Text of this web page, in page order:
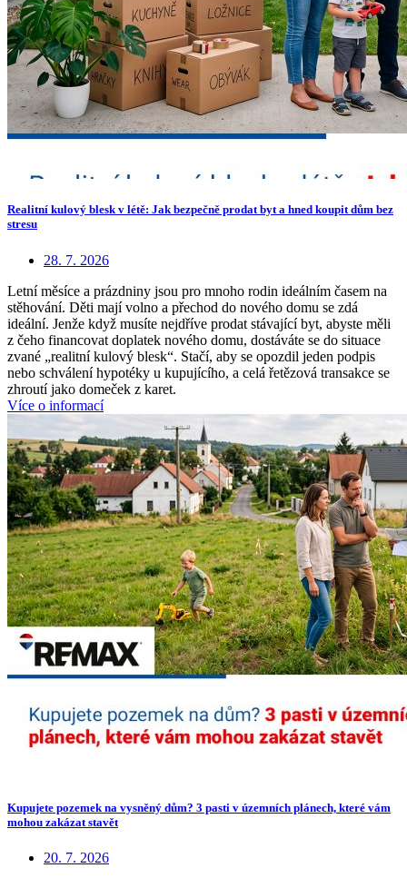
Realitní kulový blesk v létě: Jak bezpečně prodat byt a hned koupit dům bez
stresu
28. 7. 2026
Letní měsíce a prázdniny jsou pro mnoho rodin ideálním časem na
stěhování. Děti mají volno a přechod do nového domu se zdá
ideální. Jenže když musíte nejdříve prodat stávající byt, abyste měli
z čeho financovat doplatek nového domu, dostáváte se do situace
zvané „realitní kulový blesk“. Stačí, aby se opozdil jeden podpis
nebo schválení hypotéky u kupujícího, a celá řetězová transakce se
zhroutí jako domeček z karet.
Více o informací
Kupujete pozemek na vysněný dům? 3 pasti v územních plánech, které vám
mohou zakázat stavět
20. 7. 2026